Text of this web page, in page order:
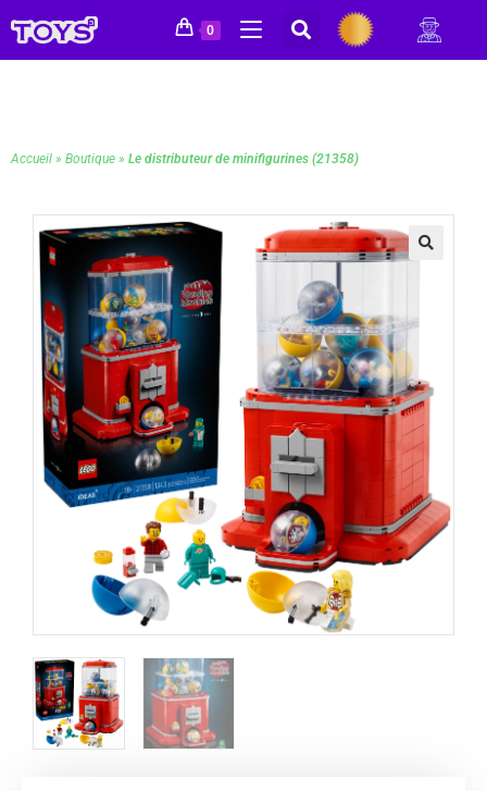
0
Accueil » Boutique » Le distributeur de minifigurines (21358)